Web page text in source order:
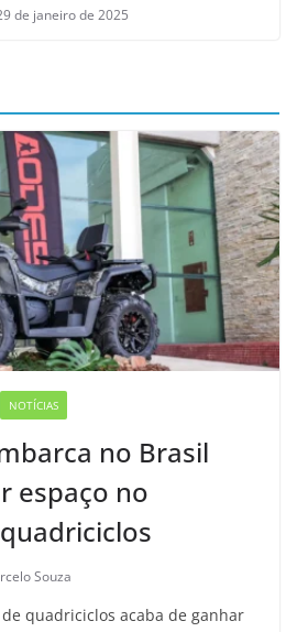
de janeiro de 2025
NOTÍCIAS
no Brasil
espaço no
Souza
quadriciclos acaba de ganhar